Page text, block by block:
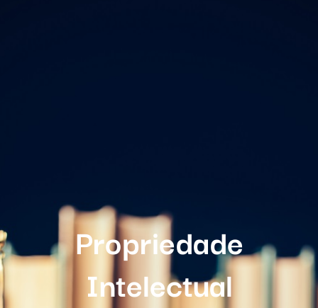
Propriedade
Intelectual